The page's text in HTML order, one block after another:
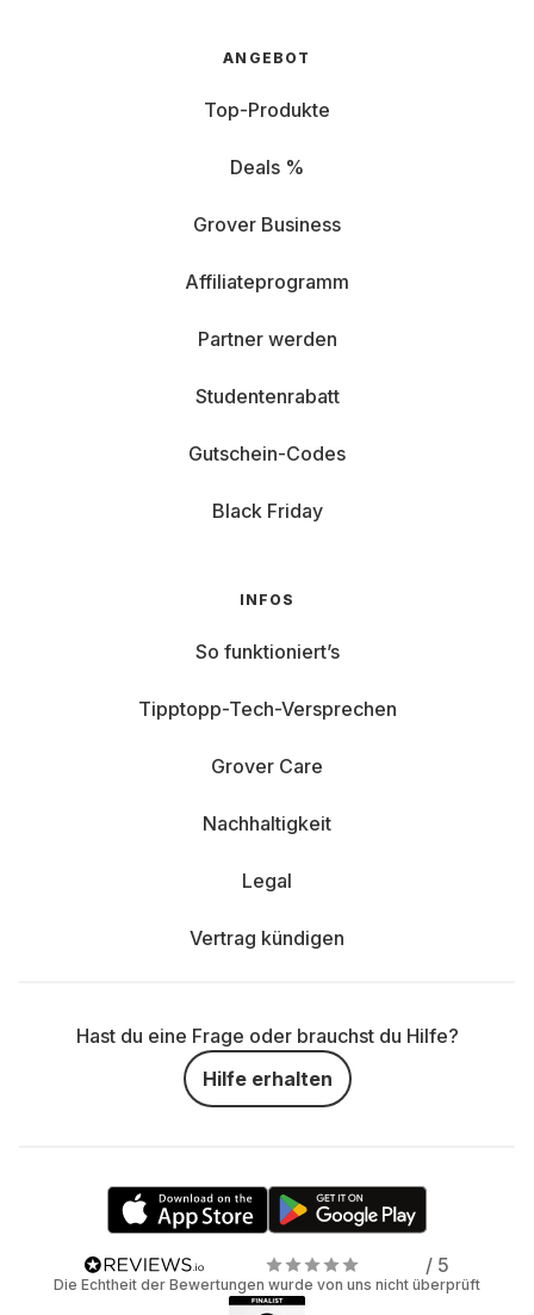
ANGEBOT
Top-Produkte
Deals %
Grover Business
Affiliateprogramm
Partner werden
Studentenrabatt
Gutschein-Codes
Black Friday
INFOS
So funktioniert’s
Tipptopp-Tech-Versprechen
Grover Care
Nachhaltigkeit
Legal
Vertrag kündigen
Hast du eine Frage oder brauchst du Hilfe?
Hilfe erhalten
/ 5
Die Echtheit der Bewertungen wurde von uns nicht überprüft